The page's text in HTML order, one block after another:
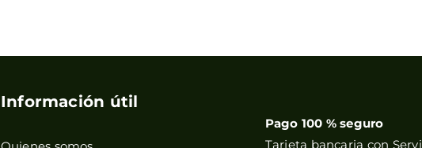
Información útil
Pago 100 % seguro
Tarjeta bancaria con